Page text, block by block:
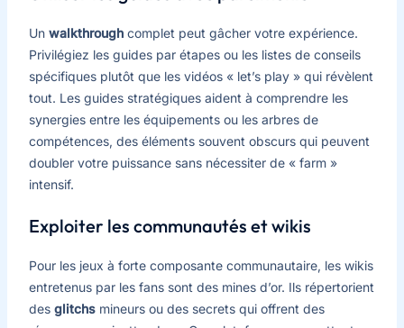
Un walkthroughcomplet peut gâcher votre expérience.
Privilégiez les guides par étapes ou les listes de conseils
spécifiques plutôt que les vidéos « let’s play » qui révèlent
tout. Les guides stratégiques aident à comprendre les
synergies entre les équipements ou les arbres de
compétences, des éléments souvent obscurs qui peuvent
doubler votre puissance sans nécessiter de « farm »
intensif.
Exploiter les communautés et wikis
Pour les jeux à forte composante communautaire, les wikis
entretenus par les fans sont des mines d’or. Ils répertorient
des glitchsmineurs ou des secrets qui offrent des